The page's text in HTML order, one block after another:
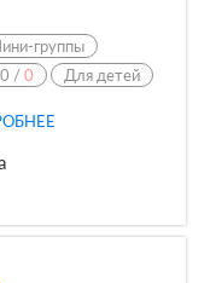
группы
0 /0 Для детей